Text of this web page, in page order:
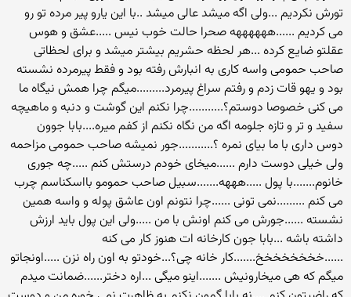
تورش نکردیم ...ولی اگه میشد عالی میشد ..با این یارو پیر مرده تو رو
می کردیم ......ههههههه صحرا حالت خوب نیس .....عشق و هوس
عقلتو ضایع کرده ...هر لحظه حشریم بیشتر میشد و برای لحظاتی
صاحب حمومی واسه کاری به انبارش رفته بود و فقط پیرمرده نشسته
بود و یهو قات زدم و رفتم سراغ پیرمرد.........میگم چرا همش نیگاه ما
می کنی خصوصا دوستم؟...........چرا نکنم این گوشت و دنبه و ماهیچه
سفید و تر و تازه جلومه اگه من نگاه نکنم از کفم میره....بابا جوون
دوس داری با ما بیای نمره ؟...........جور نمیشه صاحب حمومی مزاحمه
ولی خیلی دوست دارم ......میخای خودم درستش کنم .....چه جوری
خانوم.......با پول .....هههه.......سبیل صاحب حمومو بااسکناسم چرب
می کنم .........نمی تونی ......چرا نتونم اون عاشق پوله و واسه همین
نشسته ......جورش می کنم اونش با من .....ولی این پول باید ارزش
داشته باشه ...بابا جون کارخانه ات هنوز کار می کنه
......خخخخخخخخ.......کار خانه چی؟...خودتو به اون راه نزن .....اونجاتو
میگم که هی میخارونیش .......اینو میگی ...اره دختر......ضمانت میدم